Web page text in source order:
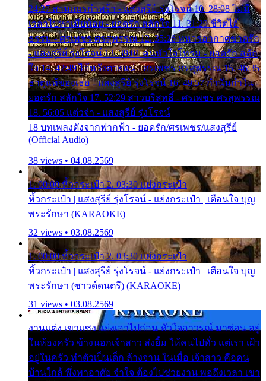
24:27 สามเณรกำพร้า - แสงสุรีย์ รุ่งโรจน์ 10. 28:08 ไม่มี
เวลาไปหาเมียน้อย - ยอดรัก สลักใจ 11. 31:29 ชีวิตไอ้
ธรรม - ศรเพชร ศรสุพรรณ 12. 35:26 ทหารอากาศขาดรัก
- แสงสุรีย์ รุ่งโรจน์ 13. 39:01 คนหัวใจโทรม - ยอดรัก สลัก
ใจ 14. 42:49 ไอ้หวังตายแน่ - ศรเพชร ศรสุพรรณ 15. 46:35
ธาตุแท้ของเธอ - แสงสุรีย์ รุ่งโรจน์ 16. 49:57 กำนันกำใน -
ยอดรัก สลักใจ 17. 52:29 สาวบริสุทธิ์ - ศรเพชร ศรสุพรรณ
18. 56:05 แต๋วจ๋า - แสงสุรีย์ รุ่งโรจน์
18 บทเพลงดังจากฟากฟ้า - ยอดรัก/ศรเพชร/แสงสุรีย์
(Official Audio)
38 views • 04.08.2569
1. 00:00 หิ้วกระเป๋า 2. 03:30 แย่งกระเป๋า
หิ้วกระเป๋า | แสงสุรีย์ รุ่งโรจน์ - แย่งกระเป๋า | เตือนใจ บุญ
พระรักษา (KARAOKE)
32 views • 03.08.2569
1. 00:00 หิ้วกระเป๋า 2. 03:30 แย่งกระเป๋า
หิ้วกระเป๋า | แสงสุรีย์ รุ่งโรจน์ - แย่งกระเป๋า | เตือนใจ บุญ
พระรักษา (ซาวด์ดนตรี) (KARAOKE)
31 views • 03.08.2569
งานแต่ง เขาแซง แย่งเอาไปก่อน หัวใจอาวรณ์ มาซ่อน อยู่
ในห้องครัว ข้างนอกเจ้าสาว ส่งยิ้ม ให้คนไปทั่ว แต่เรา เฝ้า
อยู่ในครัว ทำตัวเป็นเด็ก ล้างจาน ในเมื่อ เจ้าสาว คือคน
บ้านใกล้ พึ่งพาอาศัย จำใจ ต้องไปช่วยงาน พอถึงเวลา เขา